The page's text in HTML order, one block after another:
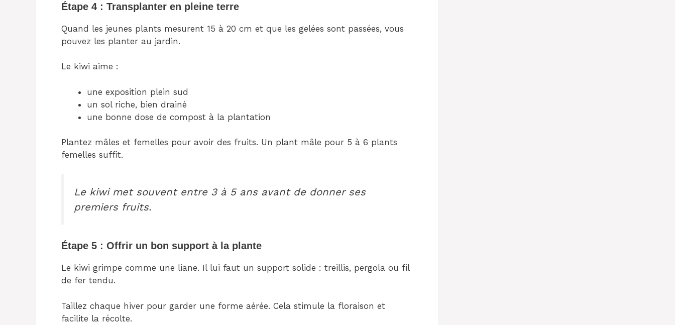
Étape 4 : Transplanter en pleine terre
Quand les jeunes plants mesurent 15 à 20 cm et que les gelées sont passées, vous
pouvez les planter au jardin.
Le kiwi aime :
une exposition plein sud
un sol riche, bien drainé
une bonne dose de compost à la plantation
Plantez mâles et femelles pour avoir des fruits. Un plant mâle pour 5 à 6 plants
femelles suffit.
Le kiwi met souvent entre 3 à 5 ans avant de donner ses
premiers fruits.
Étape 5 : Offrir un bon support à la plante
Le kiwi grimpe comme une liane. Il lui faut un support solide : treillis, pergola ou fil
de fer tendu.
Taillez chaque hiver pour garder une forme aérée. Cela stimule la floraison et
facilite la récolte.